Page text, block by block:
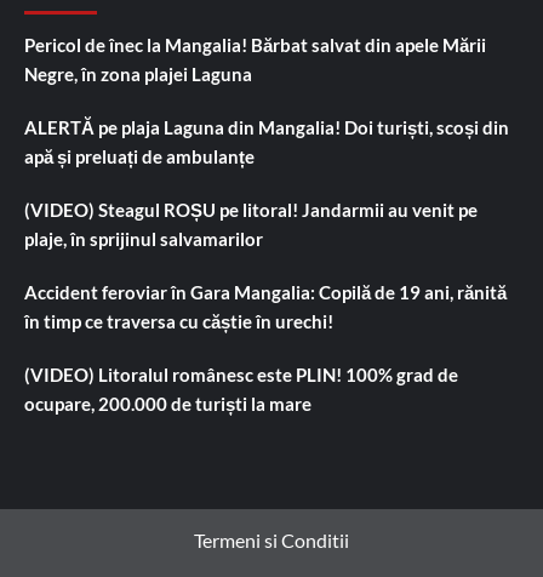
Pericol de înec la Mangalia! Bărbat salvat din apele Mării
Negre, în zona plajei Laguna
ALERTĂ pe plaja Laguna din Mangalia! Doi turiști, scoși din
apă și preluați de ambulanțe
(VIDEO) Steagul ROȘU pe litoral! Jandarmii au venit pe
plaje, în sprijinul salvamarilor
Accident feroviar în Gara Mangalia: Copilă de 19 ani, rănită
în timp ce traversa cu căștie în urechi!
(VIDEO) Litoralul românesc este PLIN! 100% grad de
ocupare, 200.000 de turiști la mare
Termeni si Conditii